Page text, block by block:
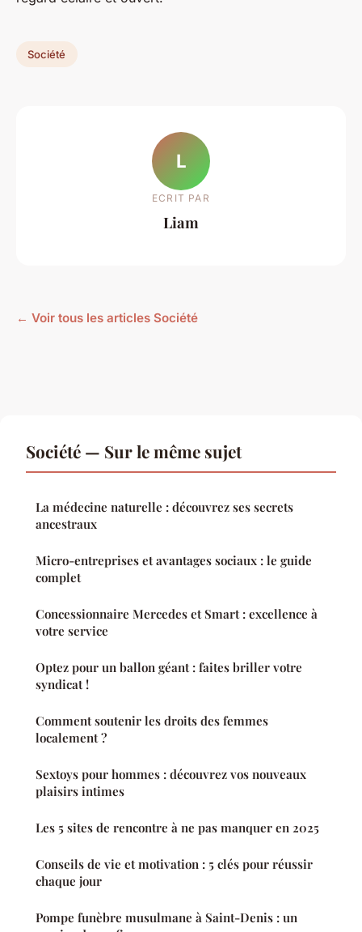
Société
L
ECRIT PAR
Liam
← Voir tous les articles Société
Société — Sur le même sujet
La médecine naturelle : découvrez ses secrets
ancestraux
Micro-entreprises et avantages sociaux : le guide
complet
Concessionnaire Mercedes et Smart : excellence à
votre service
Optez pour un ballon géant : faites briller votre
syndicat !
Comment soutenir les droits des femmes
localement ?
Sextoys pour hommes : découvrez vos nouveaux
plaisirs intimes
Les 5 sites de rencontre à ne pas manquer en 2025
Conseils de vie et motivation : 5 clés pour réussir
chaque jour
Pompe funèbre musulmane à Saint-Denis : un